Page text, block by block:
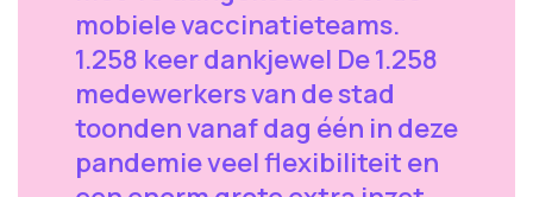
mobiele vaccinatieteams.
1.258 keer dankjewel De 1.258
medewerkers van de stad
toonden vanaf dag één in deze
pandemie veel flexibiliteit en